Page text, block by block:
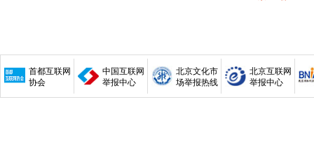
首都互联网
协会
中国互联网
举报中心
北京文化市
场举报热线
北京互联网
举报中心